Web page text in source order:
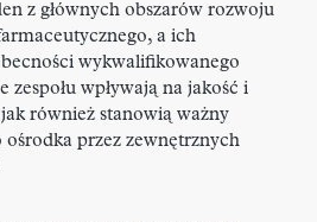
z głównych obszarów rozwoju
a ich
wykwalifikowanego
wpływają na jakość i
również stanowią ważny
przez zewnętrznych